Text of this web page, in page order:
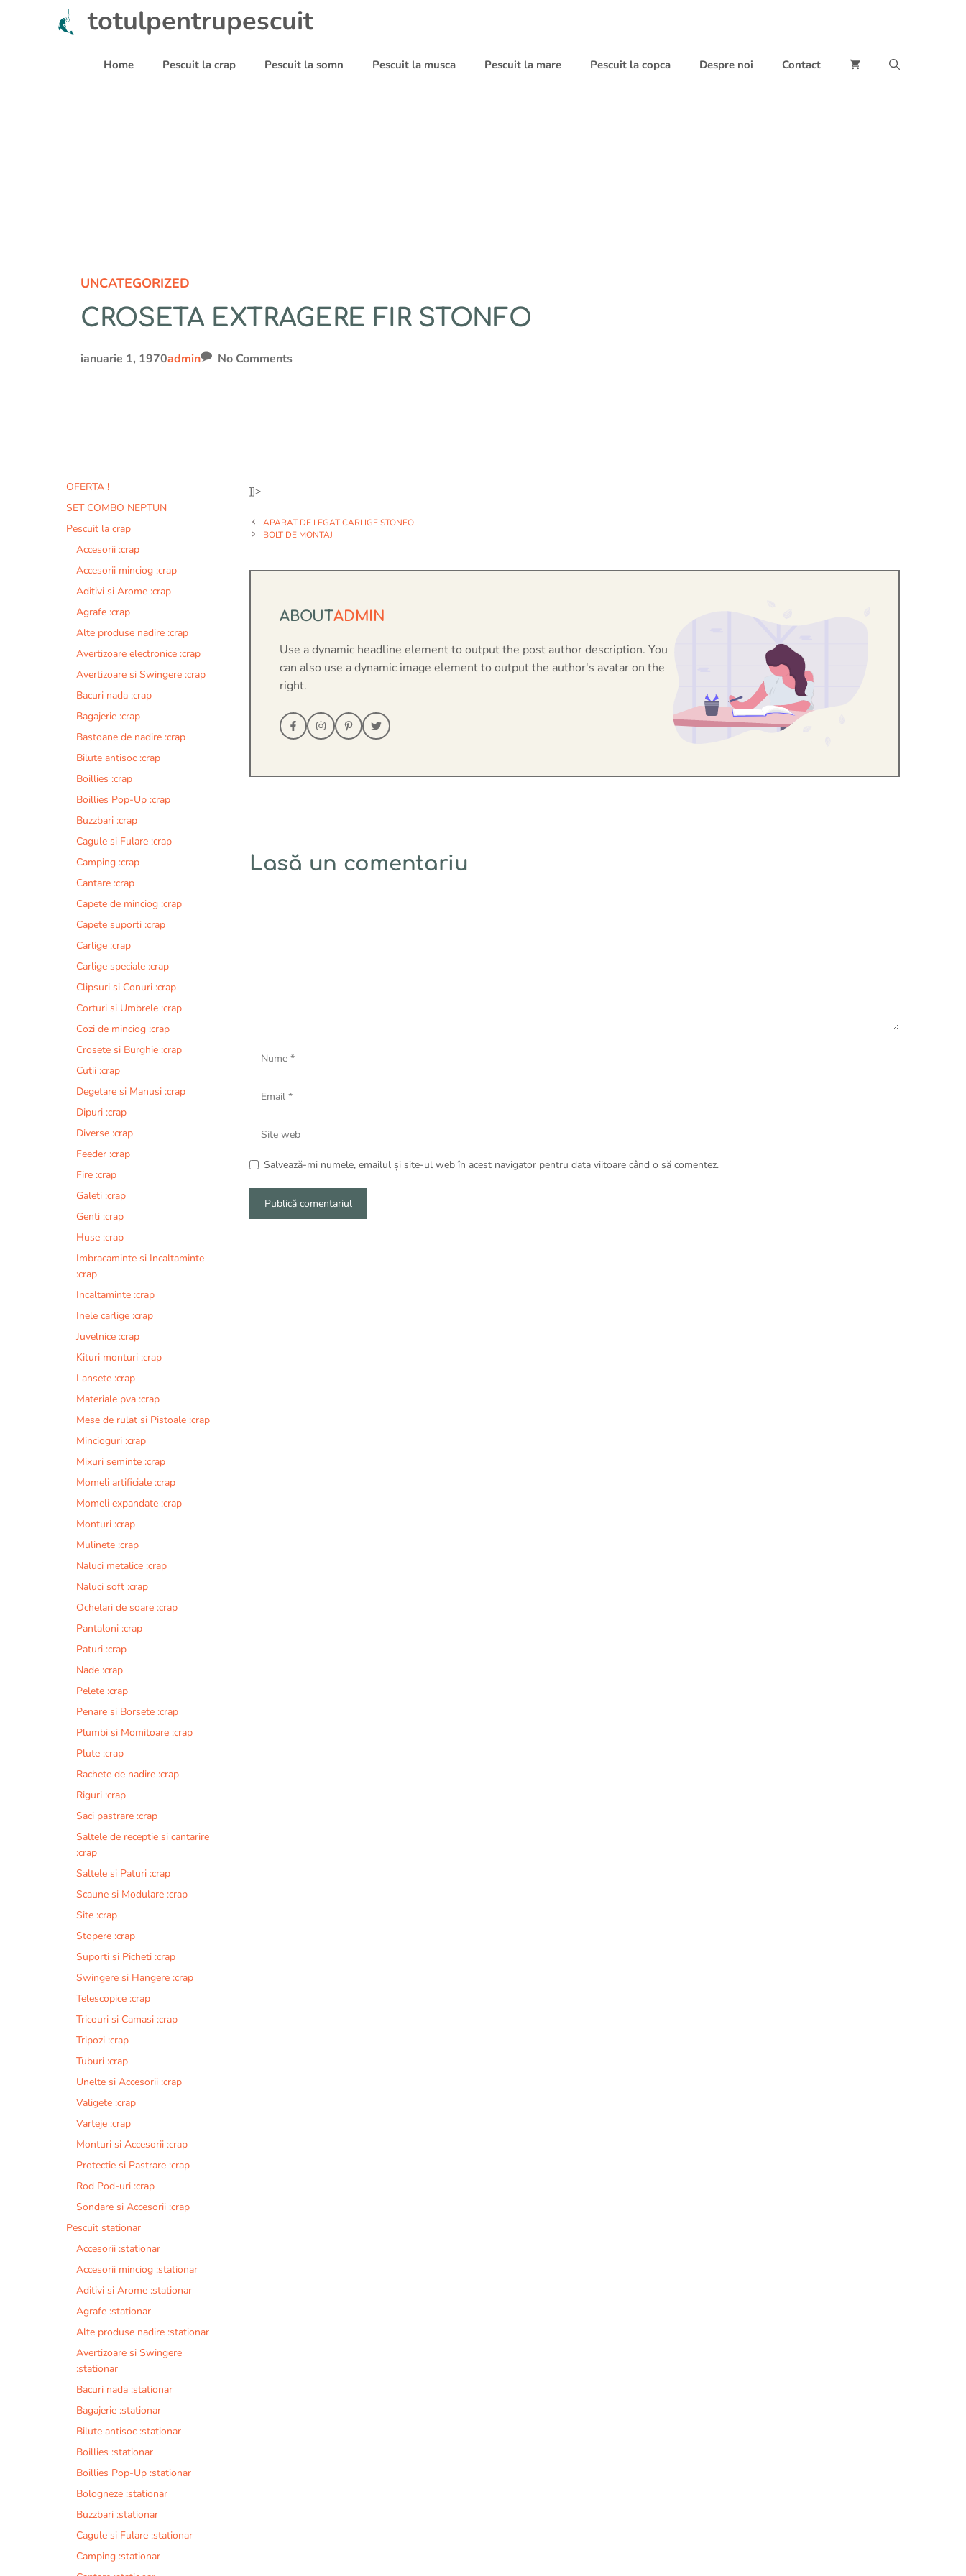
totulpentrupescuit
Home Pescuit la crap Pescuit la somn Pescuit la musca Pescuit la mare Pescuit la copca Despre noi Contact
UNCATEGORIZED
CROSETA EXTRAGERE FIR STONFO
ianuarie 1, 1970admin No Comments
]]>
APARAT DE LEGAT CARLIGE STONFO
BOLT DE MONTAJ
ABOUTADMIN
Use a dynamic headline element to output the post author description. You
can also use a dynamic image element to output the author's avatar on the
right.
Lasă un comentariu
web
Salvează-mi numele, emailul și site-ul web în acest navigator pentru data viitoare când o să comentez.
OFERTA !
SET COMBO NEPTUN
Pescuit la crap
Accesorii :crap
Accesorii minciog :crap
Aditivi si Arome :crap
Agrafe :crap
Alte produse nadire :crap
Avertizoare electronice :crap
Avertizoare si Swingere :crap
Bacuri nada :crap
Bagajerie :crap
Bastoane de nadire :crap
Bilute antisoc :crap
Boillies :crap
Boillies Pop-Up :crap
Buzzbari :crap
Cagule si Fulare :crap
Camping :crap
Cantare :crap
Capete de minciog :crap
Capete suporti :crap
Carlige :crap
Carlige speciale :crap
Clipsuri si Conuri :crap
Corturi si Umbrele :crap
Cozi de minciog :crap
Crosete si Burghie :crap
Cutii :crap
Degetare si Manusi :crap
Dipuri :crap
Diverse :crap
Feeder :crap
Fire :crap
Galeti :crap
Genti :crap
Huse :crap
Imbracaminte si Incaltaminte
:crap
Incaltaminte :crap
Inele carlige :crap
Juvelnice :crap
Kituri monturi :crap
Lansete :crap
Materiale pva :crap
Mese de rulat si Pistoale :crap
Mincioguri :crap
Mixuri seminte :crap
Momeli artificiale :crap
Momeli expandate :crap
Monturi :crap
Mulinete :crap
Naluci metalice :crap
Naluci soft :crap
Ochelari de soare :crap
Pantaloni :crap
Paturi :crap
Nade :crap
Pelete :crap
Penare si Borsete :crap
Plumbi si Momitoare :crap
Plute :crap
Rachete de nadire :crap
Riguri :crap
Saci pastrare :crap
Saltele de receptie si cantarire
:crap
Saltele si Paturi :crap
Scaune si Modulare :crap
Site :crap
Stopere :crap
Suporti si Picheti :crap
Swingere si Hangere :crap
Telescopice :crap
Tricouri si Camasi :crap
Tripozi :crap
Tuburi :crap
Unelte si Accesorii :crap
Valigete :crap
Varteje :crap
Monturi si Accesorii :crap
Protectie si Pastrare :crap
Rod Pod-uri :crap
Sondare si Accesorii :crap
Pescuit stationar
Accesorii :stationar
Accesorii minciog :stationar
Aditivi si Arome :stationar
Agrafe :stationar
Alte produse nadire :stationar
Avertizoare si Swingere
:stationar
Bacuri nada :stationar
Bagajerie :stationar
Bilute antisoc :stationar
Boillies :stationar
Boillies Pop-Up :stationar
Bologneze :stationar
Buzzbari :stationar
Cagule si Fulare :stationar
Camping :stationar